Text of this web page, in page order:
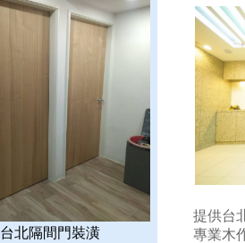
台北隔間門裝潢
提供台
專業木